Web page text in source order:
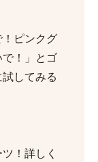
！ピンクグ
！」とゴ
してみる
！詳しく